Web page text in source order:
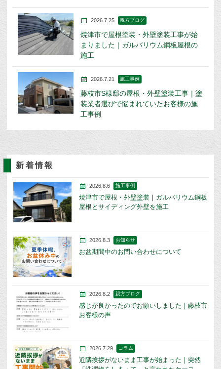
2026.7.25 親方ブログ
焼津市で屋根塗装・外壁塗装工事が始
まりました｜ガルバリウム鋼板屋根の
施工
2026.7.21 施工事例
藤枝市S様邸の屋根・外壁塗装工事｜塗
装業者選びで悩まれていたお客様の施
工事例
新着情報
2026.8.6 施工事例
焼津市で屋根・外壁塗装｜ガルバリウム鋼板
屋根とサイディング外壁を施工
2026.8.3 お知らせ
お盆期間中のお問い合わせについて
2026.8.2 親方ブログ
感じが良かったのでお願いしました｜藤枝市
お客様の声
2026.7.29 コラム
近隣挨拶がないまま工事が始まった｜突然